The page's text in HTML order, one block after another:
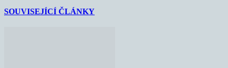
SOUVISEJÍCÍ ČLÁNKY